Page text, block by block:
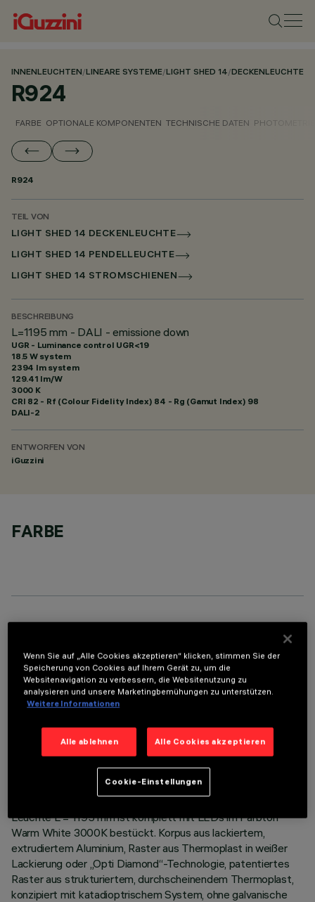
INNENLEUCHTEN/LINEARE SYSTEME/LIGHT SHED 14/DECKENLEUCHTE
R924
FARBE OPTIONALE KOMPONENTEN TECHNISCHE DATEN
R924
TEIL VON
LIGHT SHED 14 DECKENLEUCHTE
LIGHT SHED 14 PENDELLEUCHTE
LIGHT SHED 14 STROMSCHIENEN
BESCHREIBUNG
L=1195 mm - DALI - emissione down
UGR - Luminance control UGR<19
18.5 W system
2394 lm system
129.41 lm/W
3000 K
CRI 82 - Rf (Colour Fidelity Index) 84 - Rg (Gamut Index) 98
DALI-2
ENTWORFEN VON
iGuzzini
FARBE
TECHNISCHE DATEN
LETZTES UPDATE: 06.08.2026
Leuchte L = 1195 mm ist komplett mit LEDs im Farbton
Warm White 3000K bestückt. Korpus aus lackiertem,
extrudiertem Aluminium, Raster aus Thermoplast in weißer
Lackierung oder „Opti Diamond“-Technologie, patentiertes
Raster aus strukturiertem, durchscheinendem Thermoplast,
konzipiert mit katadioptrischem System, ohne galvanische
Wenn Sie auf „Alle Cookies akzeptieren“ klicken, stimmen Sie der
Speicherung von Cookies auf Ihrem Gerät zu, um die
Websitenavigation zu verbessern, die Websitenutzung zu
analysieren und unsere Marketingbemühungen zu unterstützen.
Weitere Informationen
Alle ablehnen Alle Cookies akzeptieren
Cookie-Einstellungen